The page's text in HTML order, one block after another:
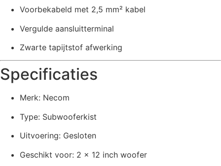
Voorbekabeld met 2,5 mm² kabel
Vergulde aansluitterminal
Zwarte tapijtstof afwerking
Specificaties
Merk: Necom
Type: Subwooferkist
Uitvoering: Gesloten
Geschikt voor: 2 x 12 inch woofer